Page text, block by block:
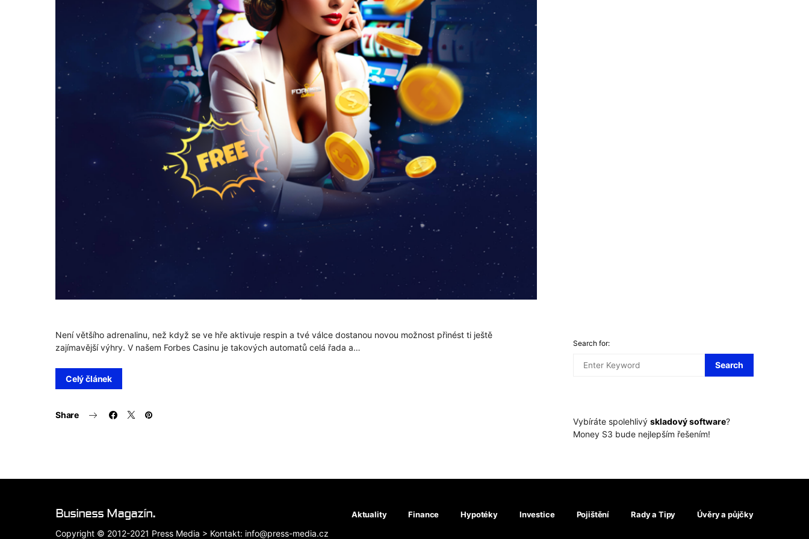
Není většího adrenalinu, než když se ve hře aktivuje respin a tvé válce dostanou novou možnost přinést ti ještě
zajímavější výhry. V našem Forbes Casinu je takových automatů celá řada a…
Celý článek
Share
Search for:
Search
Vybíráte spolehlivý skladový software?
Money S3 bude nejlepším řešením!
Business Magazín. Aktuality Finance Hypotéky Investice Pojištění Rady a Tipy Úvěry a půjčky
Copyright © 2012-2021 Press Media > Kontakt: info@press-media.cz